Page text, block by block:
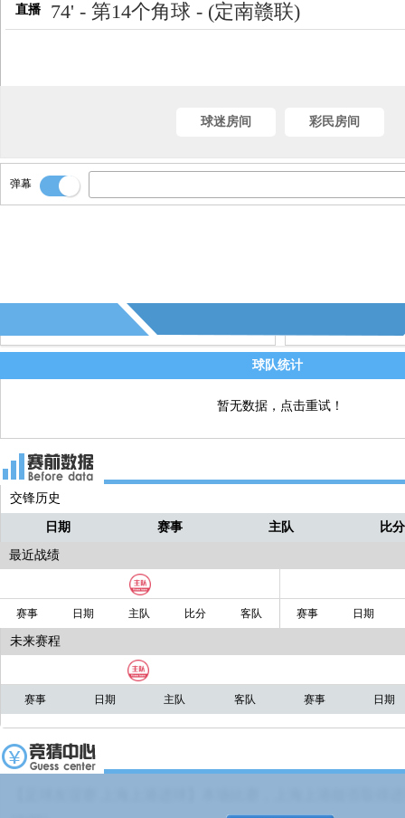
直播 74' - 第14个角球 - (定南赣联)
球迷房间 彩民房间
弹幕
球队统计
暂无数据，点击重试！
交锋历史
日期 赛事 主队 比分
最近战绩
赛事 日期 主队 比分 客队 赛事 日期
未来赛程
赛事 日期 主队 客队 赛事 日期